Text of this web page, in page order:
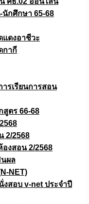
กศึกษา 65-68
ดงอาชีวะ
กากี
รเรียนการสอน
ตร 66-68
2/2568
องสอน 2/2568
นผล
NET)
งสอบ v-net ประจำปี